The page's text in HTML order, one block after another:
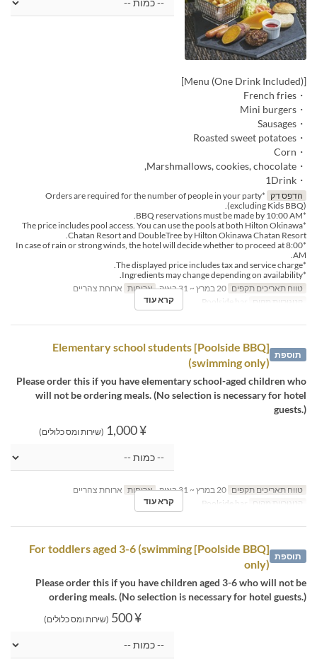
[Menu (One Drink Included)]
・French fries
・Mini burgers
・Sausages
・Roasted sweet potatoes
・Corn
・Marshmallows, cookies, chocolate,
・1Drink
הדפס דק
*Orders are required for the number of people in your party
(excluding Kids BBQ).
*BBQ reservations must be made by 10:00 AM.
*The price includes pool access. You can use the pools at both Hilton Okinawa
Chatan Resort and DoubleTree by Hilton Okinawa Chatan Resort.
*In case of rain or strong winds, the hotel will decide whether to proceed at 8:00
AM.
*The displayed price includes tax and service charge.
*Ingredients may change depending on availability.
טווח תאריכים תקפים
ארוחות ארוחת צהריים
קטגוריית מקום
קרא עוד
תוספת
[Poolside BBQ] Elementary school students
(swimming only)
Please order this if you have elementary school-aged children who
will not be ordering meals. (No selection is necessary for hotel
guests.)
¥ 1,000 (שירות ומס כלולים)
טווח תאריכים תקפים ארוחות ארוחת צהריים
קטגוריית מקום
קרא עוד
תוספת
[Poolside BBQ] For toddlers aged 3-6 (swimming
only)
Please order this if you have children aged 3-6 who will not be
ordering meals. (No selection is necessary for hotel guests.)
¥ 500 (שירות ומס כלולים)